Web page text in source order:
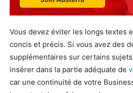
Vous devez éviter les longs textes
concis et précis. Si vous avez des
supplémentaires sur certains
insérer dans la partie adéquate de
car une continuité de votre